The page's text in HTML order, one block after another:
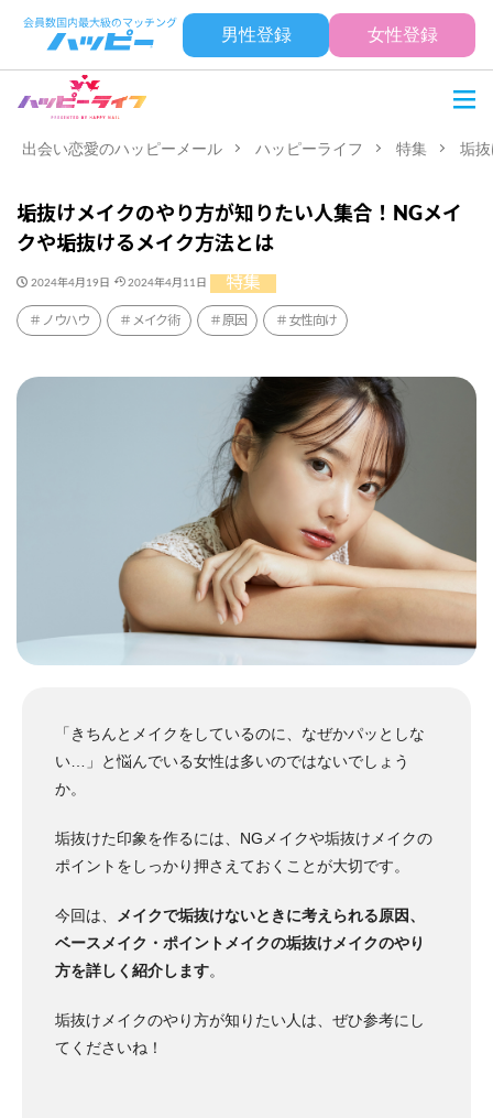
男性登録 女性登録
出会い恋愛のハッピーメール ハッピーライフ 特集 垢
垢抜けメイクのやり方が知りたい人集合！NGメイ
クや垢抜けるメイク方法とは
2024年4月19日 2024年4月11日 特集
ノウハウ メイク術 原因 女性向け
「きちんとメイクをしているのに、なぜかパッとしな
い…」と悩んでいる女性は多いのではないでしょう
か。
垢抜けた​​印象を作るには、NGメイクや垢抜けメイクの
ポイントをしっかり押さえておくことが大切です。
今回は、
メイクで垢抜けないときに考えられる原因、
ベースメイク・ポイントメイクの垢抜けメイクのやり
方を詳しく紹介します。
垢抜けメイクのやり方が知りたい人は、ぜひ参考にし
てくださいね！